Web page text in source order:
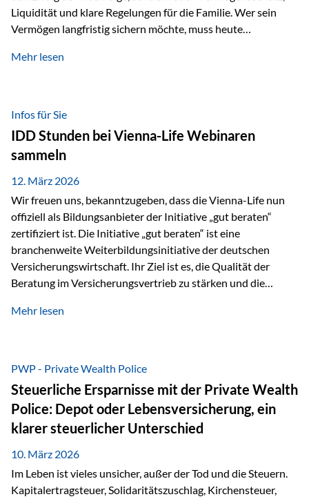
Liquidität und klare Regelungen für die Familie. Wer sein
Vermögen langfristig sichern möchte, muss heute
„Erfolgsformel Liechtenstein“, herausgegeben und verfasst
Vermögensschutz strategisch miteinander verbindet.
Warum klassische Nachfolgeplanung oft scheitert Viele
Vermögen werden erst im Todesfall übertragen. Das kann zu
Problemen führen: Hohe Erbschaftsteuern Streitigkeiten
zwischen Erben Liquiditätsprobleme bei Immobilien…
Mehr lesen
Infos für Sie
IDD Stunden bei Vienna-Life Webinaren
sammeln
12. März 2026
Wir freuen uns, bekanntzugeben, dass die Vienna-Life nun
offiziell als Bildungsanbieter der Initiative „gut beraten“
zertifiziert ist. Die Initiative „gut beraten“ ist eine
branchenweite Weiterbildungsinitiative der deutschen
Versicherungswirtschaft. Ihr Ziel ist es, die Qualität der
Beratung im Versicherungsvertrieb zu stärken und die
Personen transparent zu dokumentieren. Seit der
Stunden pro Jahr für vertrieblich tätige Personen in der
Versicherungsbranche. Über die Weiterbildungsdatenbank
von „gut beraten“ können absolvierte Bildungsmaßnahmen
zentral erfasst und dokumentiert werden. „gut beraten“
zertifiziert Als zertifizierter Bildungsanbieter können unsere
Webinare nun für die…
Mehr lesen
PWP - Private Wealth Police
Steuerliche Ersparnisse mit der Private Wealth
Police: Depot oder Lebensversicherung, ein
klarer steuerlicher Unterschied
10. März 2026
Im Leben ist vieles unsicher, außer der Tod und die Steuern.
Kapitalertragsteuer, Solidaritätszuschlag, Kirchensteuer,